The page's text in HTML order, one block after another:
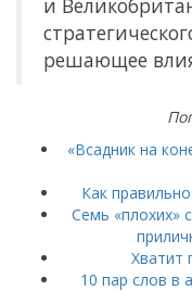
решающее
«Всадник на
Как
Семь «плохих»
Хватит
10 пар слов в